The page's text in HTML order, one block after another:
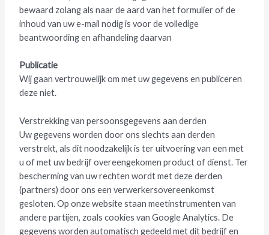
bewaard zolang als naar de aard van het formulier of de
inhoud van uw e-mail nodig is voor de volledige
beantwoording en afhandeling daarvan
Publicatie
Wij gaan vertrouwelijk om met uw gegevens en publiceren
deze niet.
Verstrekking van persoonsgegevens aan derden
Uw gegevens worden door ons slechts aan derden
verstrekt, als dit noodzakelijk is ter uitvoering van een met
u of met uw bedrijf overeengekomen product of dienst. Ter
bescherming van uw rechten wordt met deze derden
(partners) door ons een verwerkersovereenkomst
gesloten. Op onze website staan meetinstrumenten van
andere partijen, zoals cookies van Google Analytics. De
gegevens worden automatisch gedeeld met dit bedrijf en